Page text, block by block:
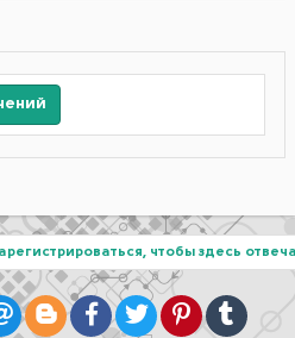
чтобы здесь
Mail.ruBloggerFacebook
TwitterPinterestTumblr